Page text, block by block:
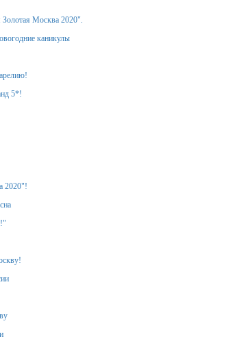
Москва 2020".
каникулы
5*!
2020"!